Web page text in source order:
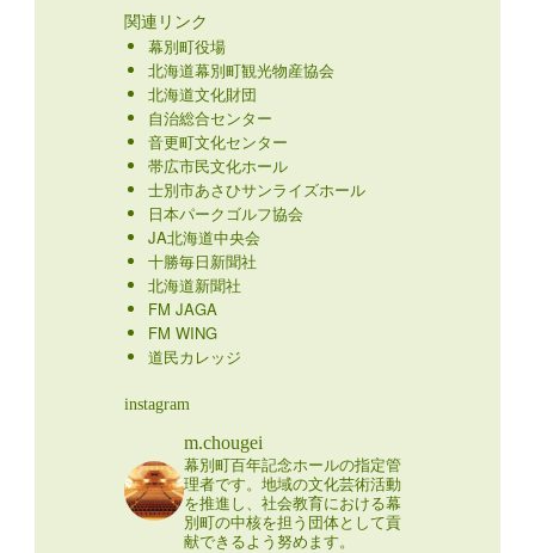
関連リンク
幕別町役場
北海道幕別町観光物産協会
北海道文化財団
自治総合センター
音更町文化センター
帯広市民文化ホール
士別市あさひサンライズホール
日本パークゴルフ協会
JA北海道中央会
十勝毎日新聞社
北海道新聞社
FM JAGA
FM WING
道民カレッジ
instagram
m.chougei
幕別町百年記念ホールの指定管
理者です。地域の文化芸術活動
を推進し、社会教育における幕
別町の中核を担う団体として貢
献できるよう努めます。